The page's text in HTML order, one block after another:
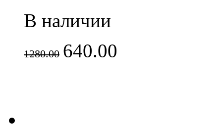
В наличии
1280.00 640.00